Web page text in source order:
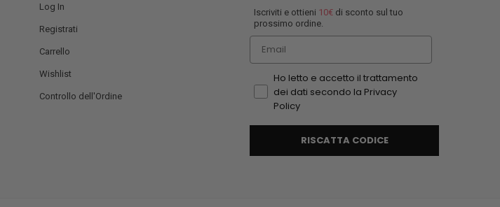
Log In
Registrati
Carrello
Wishlist
Controllo dell'Ordine
Iscriviti e ottieni 10€ di sconto sul tuo
prossimo ordine.
Email
Ho letto e accetto il trattamento
dei dati secondo la Privacy
Policy
RISCATTA CODICE